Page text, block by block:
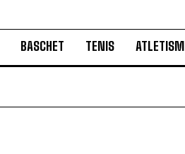
BASCHET TENIS ATLETISM